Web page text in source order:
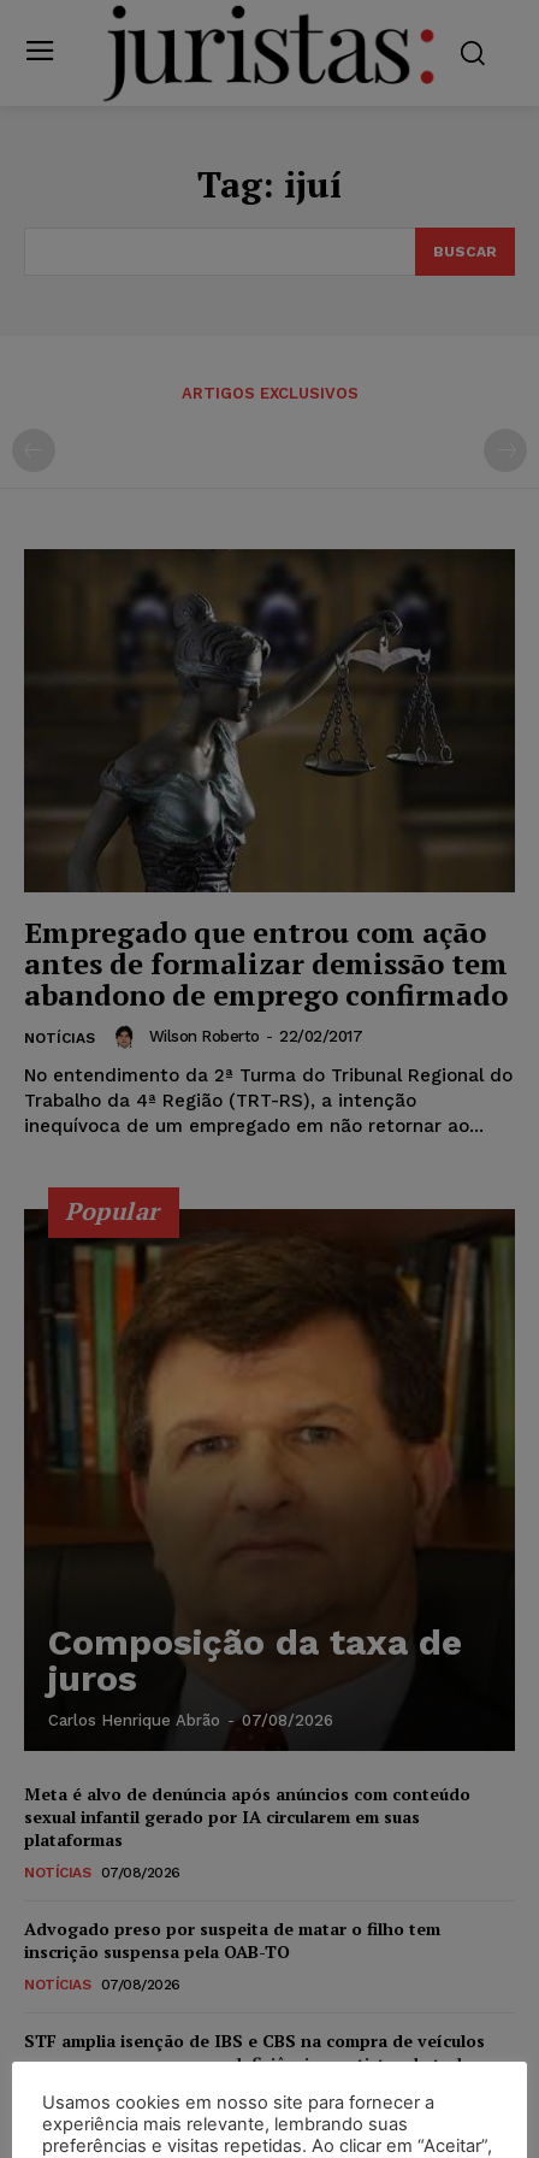
Tag: ijuí
BUSCAR
ARTIGOS EXCLUSIVOS
Empregado que entrou com ação
antes de formalizar demissão tem
abandono de emprego confirmado
NOTÍCIAS Wilson Roberto - 22/02/2017
No entendimento da 2ª Turma do Tribunal Regional do
Trabalho da 4ª Região (TRT-RS), a intenção
inequívoca de um empregado em não retornar ao...
Popular
Composição da taxa de
juros
Carlos Henrique Abrão - 07/08/2026
Meta é alvo de denúncia após anúncios com conteúdo
sexual infantil gerado por IA circularem em suas
plataformas
NOTÍCIAS 07/08/2026
Advogado preso por suspeita de matar o filho tem
inscrição suspensa pela OAB-TO
NOTÍCIAS 07/08/2026
STF amplia isenção de IBS e CBS na compra de veículos
novos para pessoas com deficiência e autistas de todos os
DIREITO TRIBUTÁRIO 07/08/2026
Usamos cookies em nosso site para fornecer a
experiência mais relevante, lembrando suas
preferências e visitas repetidas. Ao clicar em “Aceitar”,